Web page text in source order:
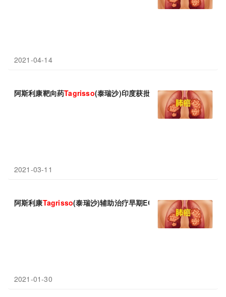
2021-04-14
阿斯利康靶向药Tagrisso(泰瑞沙)印度获批：辅助治疗早期EGFR
2021-03-11
阿斯利康Tagrisso(泰瑞沙)辅助治疗早期EGFR突变肺癌：显著延
2021-01-30